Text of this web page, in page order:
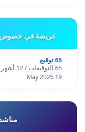
عريضة في خصوص
65 توقيع
65 التوقيعات / 12 أشهر
19 May 2026